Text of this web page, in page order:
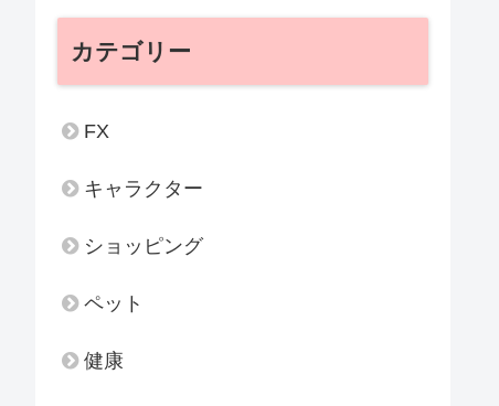
カテゴリー
FX
キャラクター
ショッピング
ペット
健康